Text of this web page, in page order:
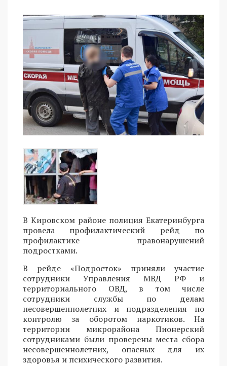
В Кировском районе полиция Екатеринбурга
провела профилактический рейд по
профилактике правонарушений
подростками.
В рейде «Подросток» приняли участие
сотрудники Управления МВД РФ и
территориального ОВД, в том числе
сотрудники службы по делам
несовершеннолетних и подразделения по
контролю за оборотом наркотиков. На
территории микрорайона Пионерский
сотрудниками были проверены места сбора
несовершеннолетних, опасных для их
здоровья и психического развития.